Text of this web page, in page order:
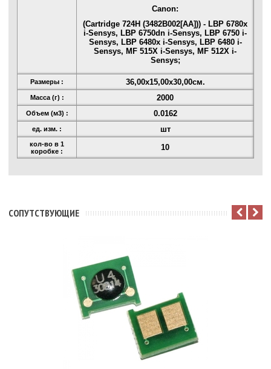
Canon:
(Cartridge 724H (3482B002[AA])) - LBP 6780x
i-Sensys, LBP 6750dn i-Sensys, LBP 6750 i-
Sensys, LBP 6480x i-Sensys, LBP 6480 i-
Sensys, MF 515X i-Sensys, MF 512X i-
Sensys;
Размеры : 36,00x15,00x30,00см.
Масса (г) : 2000
Объем (м3) : 0.0162
ед. изм. : шт
кол-во в 1
коробке :
10
CОПУТСТВУЮЩИЕ